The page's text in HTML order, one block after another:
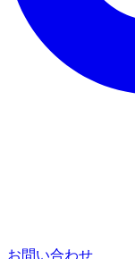
お問い合わせ